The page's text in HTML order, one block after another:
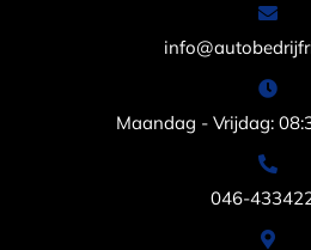
Maandag - Vrijdag:
046-